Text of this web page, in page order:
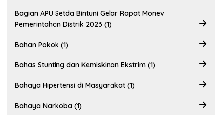
Bagian APU Setda Bintuni Gelar Rapat Monev
Pemerintahan Distrik 2023 (1)
Bahan Pokok (1)
Bahas Stunting dan Kemiskinan Ekstrim (1)
Bahaya Hipertensi di Masyarakat (1)
Bahaya Narkoba (1)